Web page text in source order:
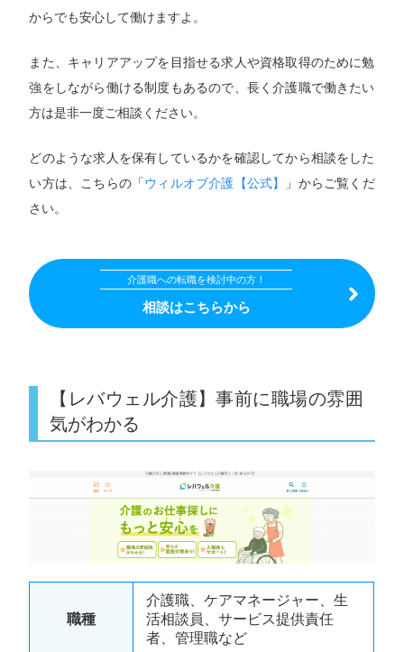
からでも安心して働けますよ。
また、キャリアアップを目指せる求人や資格取得のために勉
強をしながら働ける制度もあるので、長く介護職で働きたい
方は是非一度ご相談ください。
どのような求人を保有しているかを確認してから相談をした
い方は、こちらの「ウィルオブ介護【公式】
」からご覧くだ
さい。
介護職への転職を検討中の方！
相談はこちらから
【レバウェル介護】事前に職場の雰囲
気がわかる
職種
介護職、ケアマネージャー、生
活相談員、サービス提供責任
者、管理職など